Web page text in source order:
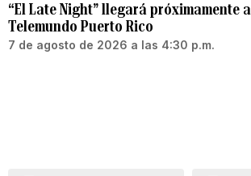
“El Late Night” llegará próximamente a
Telemundo Puerto Rico
7 de agosto de 2026 a las 4:30 p.m.